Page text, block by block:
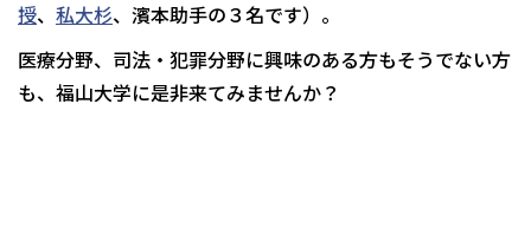
授、 私大杉、濱本助手の３名です）。
医療分野、司法・犯罪分野に興味のある方もそうでない方
も、福山大学に是非来てみませんか？